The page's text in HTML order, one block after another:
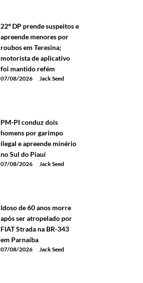
22º DP prende suspeitos e
apreende menores por
roubos em Teresina;
motorista de aplicativo
foi mantido refém
07/08/2026 Jack Seed
PM-PI conduz dois
homens por garimpo
ilegal e apreende minério
no Sul do Piauí
07/08/2026 Jack Seed
Idoso de 60 anos morre
após ser atropelado por
FIAT Strada na BR-343
em Parnaíba
07/08/2026 Jack Seed